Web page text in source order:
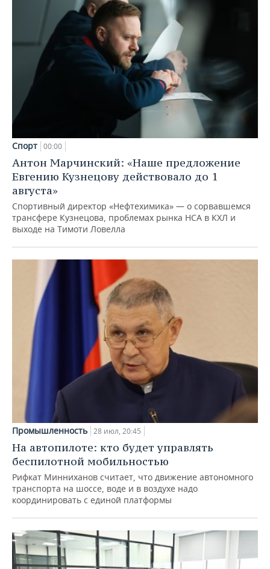
Спорт 00:00
Антон Марчинский: «Наше предложение
Евгению Кузнецову действовало до 1
августа»
Спортивный директор «Нефтехимика» — о сорвавшемся
трансфере Кузнецова, проблемах рынка НСА в КХЛ и
выходе на Тимоти Ловелла
Промышленность 28 июл, 20:45
На автопилоте: кто будет управлять
беспилотной мобильностью
Рифкат Минниханов считает, что движение автономного
транспорта на шоссе, воде и в воздухе надо
координировать с единой платформы